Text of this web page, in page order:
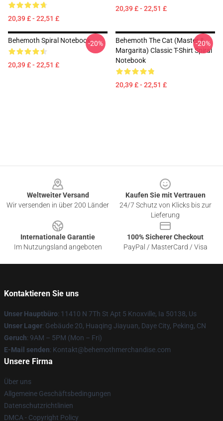
20,39 £ - 22,51 £
20,39 £ - 22,51 £
Behemoth Spiral Notebook
20,39 £ - 22,51 £
-20%
Behemoth The Cat (Master &
Margarita) Classic T-Shirt Spiral
Notebook
20,39 £ - 22,51 £
-20%
Weltweiter Versand
Wir versenden in über 200 Länder
Kaufen Sie mit Vertrauen
24/7 Schutz von Klicks bis zur
Lieferung
Internationale Garantie
Im Nutzungsland angeboten
100% Sicherer Checkout
PayPal / MasterCard / Visa
Kontaktieren Sie uns
Unser Hauptbüro: 11410 N 7Th St Apt 5 Knoxville, Ia 50138, Us
Unser Lager: Gebäude 20, Huaqing Jiayuan, Daye City, Peking, CN
Geruch: 9AM – 5PM (Mon – Fri)
E-Mail senden: Kontakt@behemothmerchandise.com
Unsere Firma
Über uns
Allgemeine Geschäftsbedingungen
Datenschutzrichtlinien
DMCA - Copyright Policy